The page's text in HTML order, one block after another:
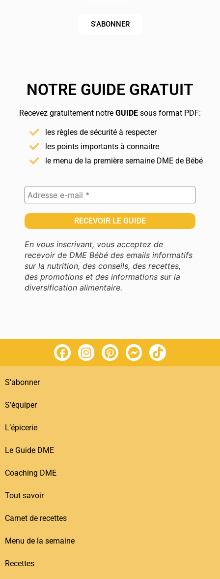
S'ABONNER
NOTRE GUIDE GRATUIT
Recevez gratuitement notre GUIDE sous format PDF:
les règles de sécurité à respecter
les points importants à connaitre
le menu de la première semaine DME de Bébé
En vous inscrivant, vous acceptez de
recevoir de DME Bébé des emails informatifs
sur la nutrition, des conseils, des recettes,
des promotions et des informations sur la
diversification alimentaire.
S’abonner
S’équiper
L’épicerie
Le Guide DME
Coaching DME
Tout savoir
Carnet de recettes
Menu de la semaine
Recettes